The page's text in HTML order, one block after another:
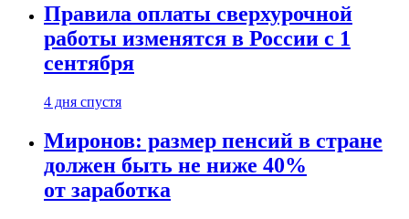
Правила оплаты сверхурочной
работы изменятся в России с 1
сентября
4 дня спустя
Миронов: размер пенсий в стране
должен быть не ниже 40%
от заработка